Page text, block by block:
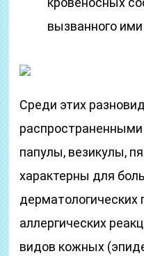
вызванного
Среди этих
папулы, везикулы,
характерны для
дерматологических
аллергических
видов кожных